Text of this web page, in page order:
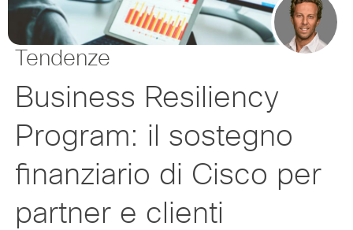
Tendenze
Business Resiliency
Program: il sostegno
finanziario di Cisco per
partner e clienti